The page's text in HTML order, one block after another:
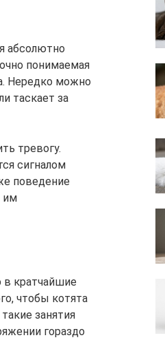
абсолютно
понимаемая
Нередко можно
таскает за
тревогу.
сигналом
поведение
им
в кратчайшие
чтобы котята
занятия
гораздо